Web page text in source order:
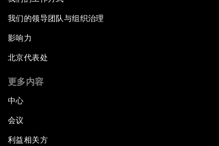
我们的领导团队与组织治理
影响力
北京代表处
更多内容
中心
会议
利益相关方